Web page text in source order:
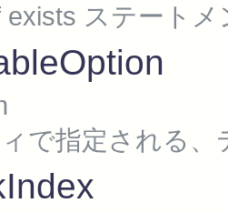
exists ステート
で指定される